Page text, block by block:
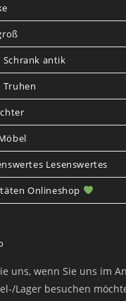
Schrank antik
Truhen
Lesenswertes
Onlineshop
uns, wenn Sie uns im
Lager besuchen